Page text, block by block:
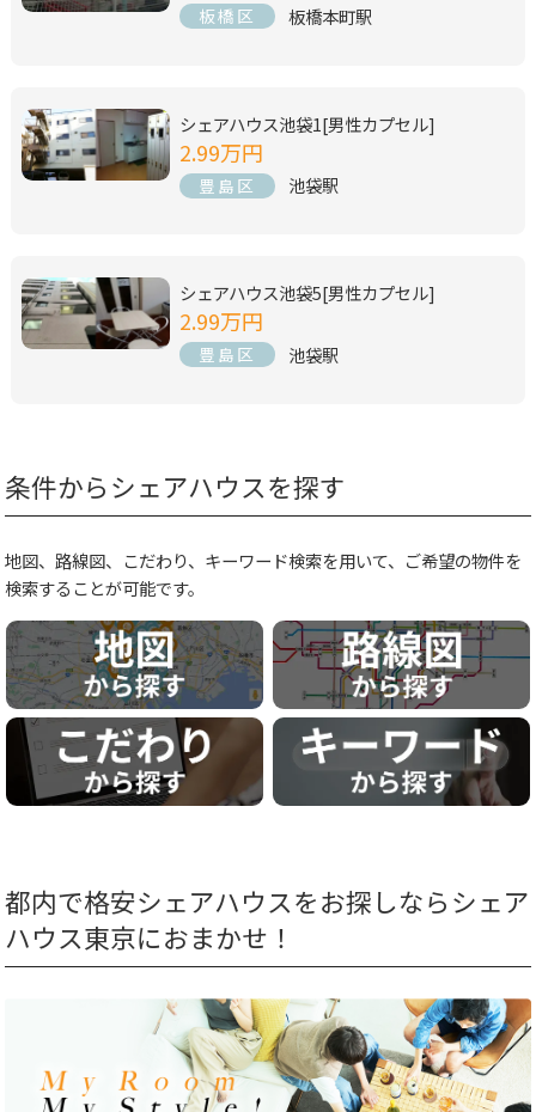
板橋区 板橋本町駅
シェアハウス池袋1[男性カプセル]
2.99万円
豊島区 池袋駅
シェアハウス池袋5[男性カプセル]
2.99万円
豊島区 池袋駅
条件からシェアハウスを探す
地図、路線図、こだわり、キーワード検索を用いて、ご希望の物件を
検索することが可能です。
都内で格安シェアハウスをお探しならシェア
ハウス東京におまかせ！